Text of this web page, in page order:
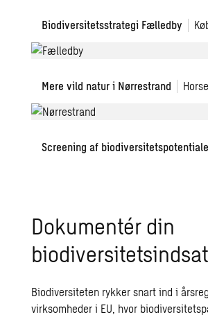
Biodiversitetsstrategi Fælledby
Fælledby
Mere vild natur i Nørrestrand
Nørrestrand
Screening af biodiversitetspotentiale
Screening
af
med
biodiversitetsværdi
i
Dokumentér din
Biodiversiteten rykker snart ind i
virksomheder i EU, hvor